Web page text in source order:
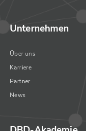
Unternehmen
Über uns
Karriere
Partner
News